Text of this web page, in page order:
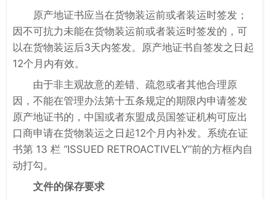
原产地证书应当在货物装运前或者装运时签发；
因不可抗力未能在货物装运前或者装运时签发的，可
以在货物装运后3天内签发。原产地证书自签发之日起
12个月内有效。
由于非主观故意的差错、疏忽或者其他合理原
因，不能在管理办法第十五条规定的期限内申请签发
原产地证书的，中国或者东盟成员国签证机构可应出
口商申请在货物装运之日起12个月内补发。系统在证
书第 13 栏 “ISSUED RETROACTIVELY”前的方框内自
动打勾。
文件的保存要求